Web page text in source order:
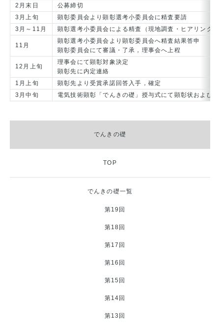
2月末日
公募締切
3月上旬
顕彰委員会より顕彰選考小委員会に精査要請
3月～11月
顕彰選考小委員会による精査（現地調査・ヒアリング
11月
顕彰選考小委員会より顕彰委員会へ精査結果答申
顕彰委員会にて審議・了承，理事会へ上程
12月上旬
理事会にて顕彰対象決定
顕彰先に内定連絡
1月上旬
顕彰先より受賞承諾回答入手，確定
3月中旬
電気技術顕彰「でんきの礎」授与式にて顕彰状および
でんきの礎
TOP
でんきの礎一覧
第19回
第18回
第17回
第16回
第15回
第14回
第13回